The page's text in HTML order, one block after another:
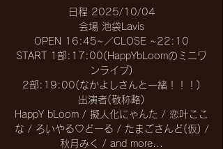
日程 2025/10/04
会場 池袋Lavis
OPEN 16:45~／CLOSE ~22:10
START 1部:17:00(HappYbLoomのミニワ
ンライブ)
2部:19:00(なかよしさんと一緒！！！)
出演者(敬称略)
HappY bLoom / 擬人化にゃんた / 恋叶ここ
な / ろいやる♡どーる / たまごさんど(仮) /
秋月みく / and more...